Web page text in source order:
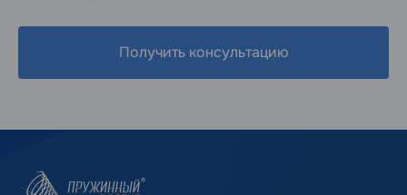
Получить консультацию